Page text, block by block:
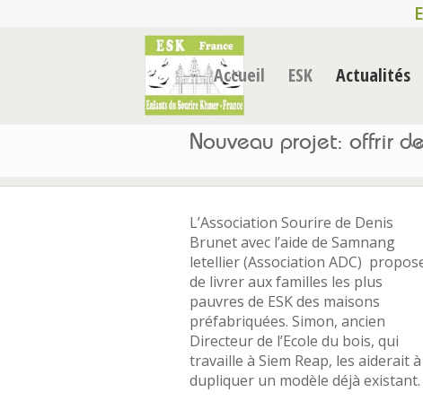
Accueil ESK Actualités
Nouveau projet: offrir
L’Association Sourire de Denis
Brunet avec l’aide de Samnang
letellier (Association ADC)
de livrer aux familles les plus
pauvres de ESK des maisons
préfabriquées. Simon, ancien
Directeur de l’Ecole du bois, qui
travaille à Siem Reap, les aiderait à
dupliquer un modèle déjà existant.